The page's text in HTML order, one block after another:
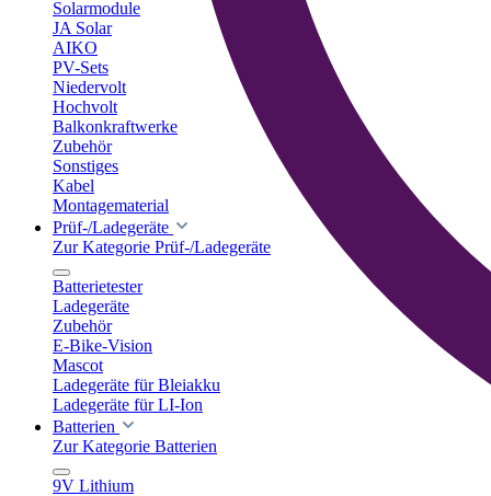
Solarmodule
JA Solar
AIKO
PV-Sets
Niedervolt
Hochvolt
Balkonkraftwerke
Zubehör
Sonstiges
Kabel
Montagematerial
Prüf-/Ladegeräte
Zur Kategorie Prüf-/Ladegeräte
Batterietester
Ladegeräte
Zubehör
E-Bike-Vision
Mascot
Ladegeräte für Bleiakku
Ladegeräte für LI-Ion
Batterien
Zur Kategorie Batterien
9V Lithium